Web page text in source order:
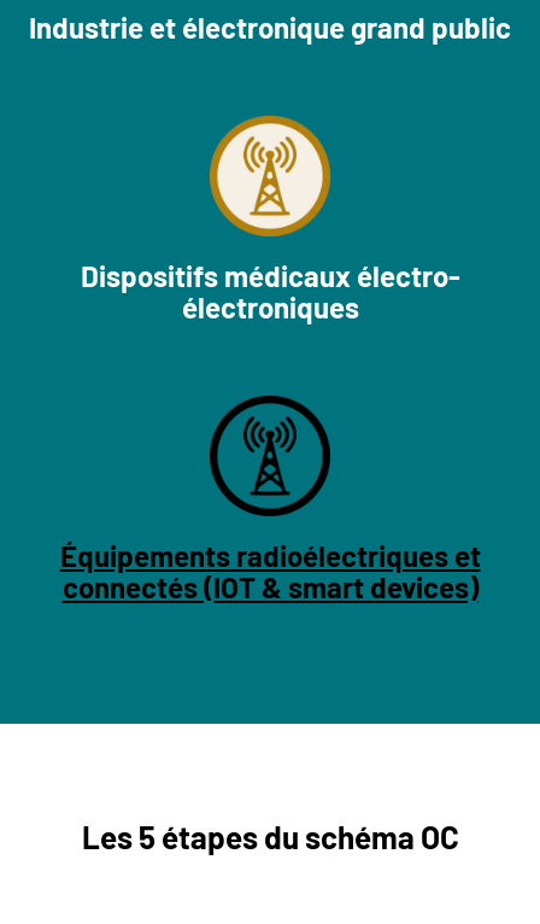
Industrie et électronique grand public
Dispositifs médicaux électro-
électroniques
Équipements radioélectriques et
connectés (IOT & smart devices)
Les 5 étapes du schéma OC